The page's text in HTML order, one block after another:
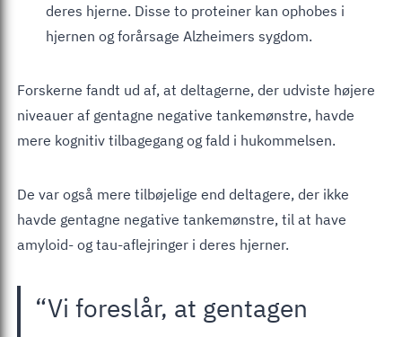
deres hjerne. Disse to proteiner kan ophobes i
hjernen og forårsage Alzheimers sygdom.
Forskerne fandt ud af, at deltagerne, der udviste højere
niveauer af gentagne negative tankemønstre, havde
mere kognitiv tilbagegang og fald i hukommelsen.
De var også mere tilbøjelige end deltagere, der ikke
havde gentagne negative tankemønstre, til at have
amyloid- og tau-aflejringer i deres hjerner.
“Vi foreslår, at gentagen